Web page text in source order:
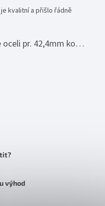
kvalitní a přišlo řádně
Madlo z nerezové oceli pr. 42,4mm komplet - model 0116 - 3000mm
5 z 5 hvězdiček.
výhod